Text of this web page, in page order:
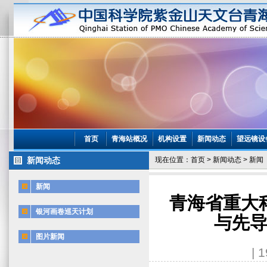
首页 青海站概况 机构设置 新闻动态 望远镜设
新闻动态
新闻
银河画卷巡天计划
图片新闻
现在位置： 首页 > 新闻动态 > 新闻
青海省重大
与先
|